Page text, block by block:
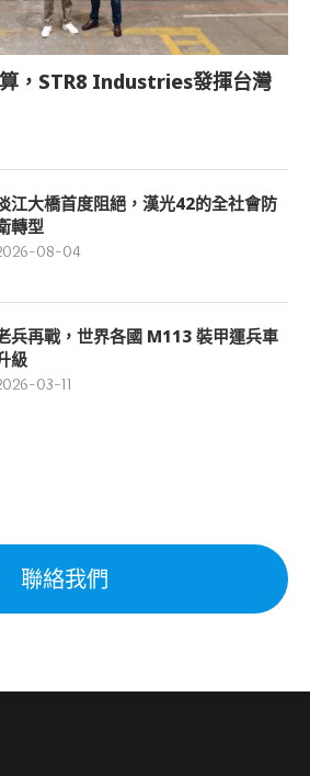
，STR8 Industries發揮台灣
江大橋首度阻絕，漢光42的全社會防
轉型
08-04
兵再戰，世界各國 M113 裝甲運兵車
級
03-11
聯絡我們